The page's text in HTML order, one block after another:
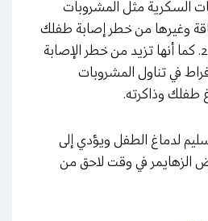
السكرية مثل المشروبات
وغيرها من خطر إصابة طفلك
بداء السكري من النوع 2. كما أنها تزيد من خطر الإصابة
في تناول المشروبات
طفلك وذاكرته.
لدماغ الطفل ويؤدي إلى
الزهايمر في وقت لاحق من